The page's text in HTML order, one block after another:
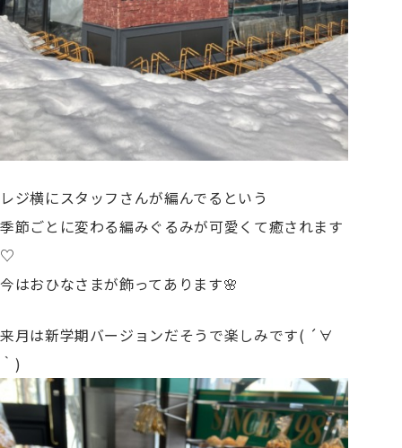
レジ横にスタッフさんが編んでるという
季節ごとに変わる編みぐるみが可愛くて癒されます
♡
今はおひなさまが飾ってあります🌸
来月は新学期バージョンだそうで楽しみです( ´∀
｀)